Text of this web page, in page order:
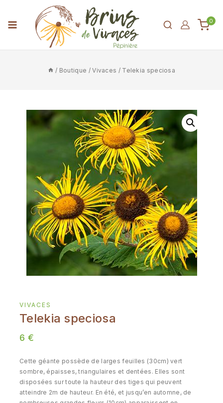
0
/ Boutique / Vivaces / Telekia speciosa
VIVACES
Telekia speciosa
6 €
Cette géante possède de larges feuilles (30cm) vert
sombre, épaisses, triangulaires et dentées. Elles sont
disposées sur toute la hauteur des tiges qui peuvent
atteindre 2m de hauteur. En été, et jusqu’en automne, de